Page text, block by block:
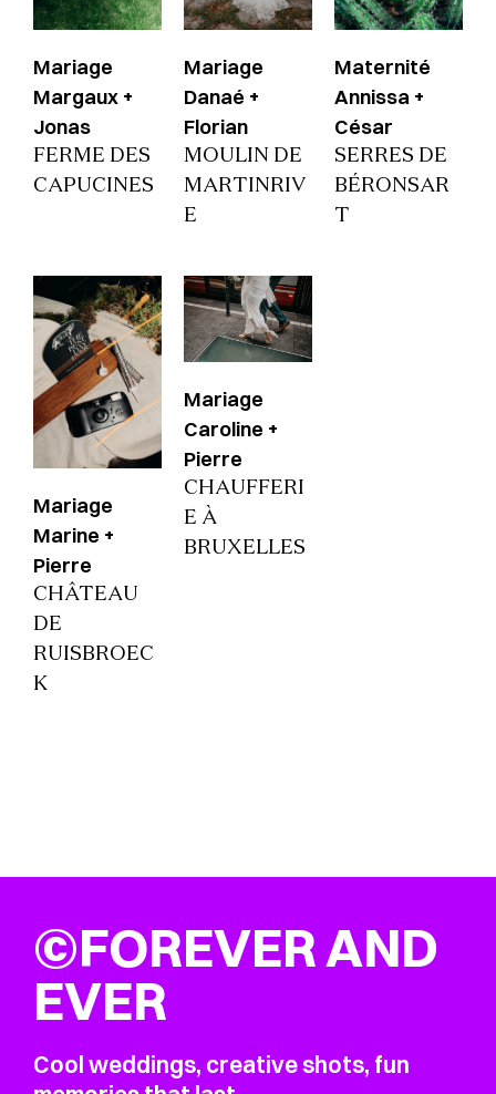
Mariage
Margaux +
Jonas
FERME DES
CAPUCINES
Mariage
Danaé +
Florian
MOULIN DE
MARTINRIV
E
Maternité
Annissa +
César
SERRES DE
BÉRONSAR
T
Mariage
Marine +
Pierre
CHÂTEAU
DE
RUISBROEC
K
Mariage
Caroline +
Pierre
CHAUFFERI
E À
BRUXELLES
©FOREVER AND
EVER
Cool weddings, creative shots, fun